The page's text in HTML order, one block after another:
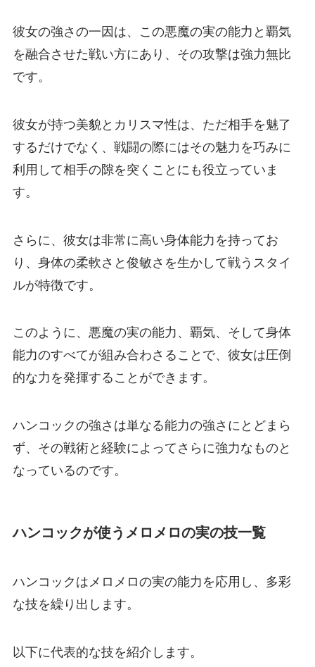
彼女の強さの一因は、この悪魔の実の能力と覇気
を融合させた戦い方にあり、その攻撃は強力無比
です。
彼女が持つ美貌とカリスマ性は、ただ相手を魅了
するだけでなく、戦闘の際にはその魅力を巧みに
利用して相手の隙を突くことにも役立っていま
す。
さらに、彼女は非常に高い身体能力を持ってお
り、身体の柔軟さと俊敏さを生かして戦うスタイ
ルが特徴です。
このように、悪魔の実の能力、覇気、そして身体
能力のすべてが組み合わさることで、彼女は圧倒
的な力を発揮することができます。
ハンコックの強さは単なる能力の強さにとどまら
ず、その戦術と経験によってさらに強力なものと
なっているのです。
ハンコックが使うメロメロの実の技一覧
ハンコックはメロメロの実の能力を応用し、多彩
な技を繰り出します。
以下に代表的な技を紹介します。